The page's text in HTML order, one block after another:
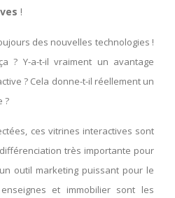
!
des nouvelles technologies !
? Y-a-t-il vraiment un avantage
? Cela donne-t-il réellement un
?
ces vitrines interactives sont
très importante pour
outil marketing puissant pour le
et immobilier sont les